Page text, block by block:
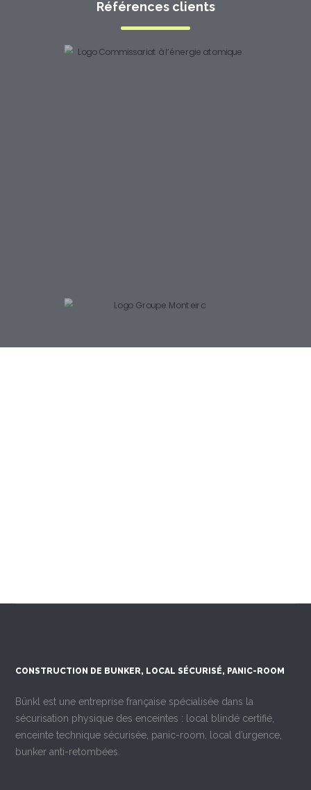
Références clients
CONSTRUCTION DE BUNKER, LOCAL SÉCURISÉ, PANIC-ROOM
Bünkl est une entreprise française spécialisée dans la
sécurisation physique des enceintes : local blindé certifié,
enceinte technique sécurisée, panic-room, local d’urgence,
bunker anti-retombées.